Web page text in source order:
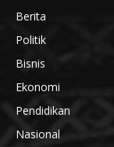
Berita
Politik
Bisnis
Ekonomi
Pendidikan
Nasional